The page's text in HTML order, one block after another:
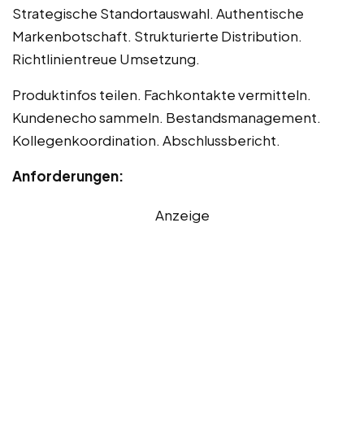
Strategische Standortauswahl. Authentische
Markenbotschaft. Strukturierte Distribution.
Richtlinientreue Umsetzung.
Produktinfos teilen. Fachkontakte vermitteln.
Kundenecho sammeln. Bestandsmanagement.
Kollegenkoordination. Abschlussbericht.
Anforderungen:
Anzeige